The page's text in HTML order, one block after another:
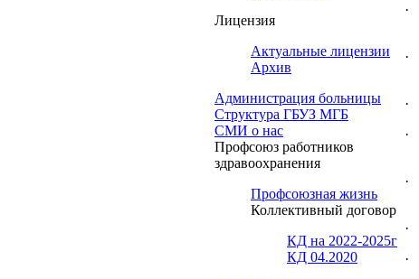
Лицензия
Актуальные лицензии
Архив
Администрация больницы
Структура ГБУЗ МГБ
СМИ о нас
Профсоюз работников
здравоохранения
Профсоюзная жизнь
Коллективный договор
КД на 2022-2025г
КД 04.2020
·
·
·
·
·
·
·